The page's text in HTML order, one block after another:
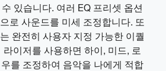
수 있습니다. 여러 EQ 프리셋 옵션
으로 사운드를 미세 조정합니다. 또
는 완전히 사용자 지정 가능한 이퀄
라이저를 사용하면 하이, 미드, 로
우를 조정하여 음악을 나에게 적합